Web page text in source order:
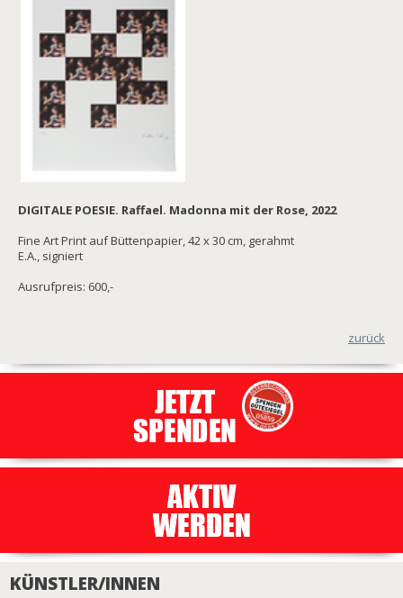
DIGITALE POESIE. Raffael. Madonna mit der Rose, 2022
Fine Art Print auf Büttenpapier, 42 x 30 cm, gerahmt
E.A., signiert
Ausrufpreis: 600,-
zurück
KÜNSTLER/INNEN